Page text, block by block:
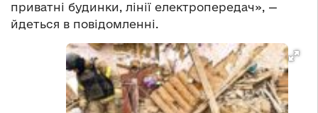
приватні будинки, лінії електропередач», —
йдеться в повідомленні.